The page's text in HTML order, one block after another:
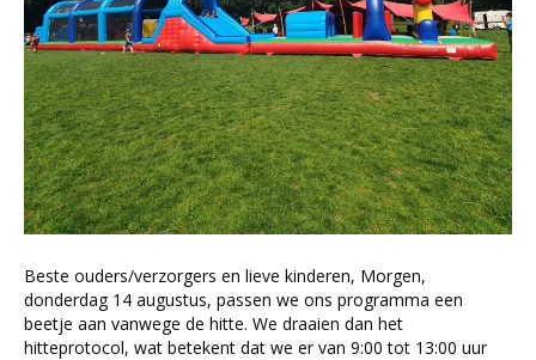
Beste ouders/verzorgers en lieve kinderen, Morgen,
donderdag 14 augustus, passen we ons programma een
beetje aan vanwege de hitte. We draaien dan het
hitteprotocol, wat betekent dat we er van 9:00 tot 13:00 uur